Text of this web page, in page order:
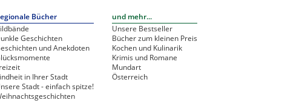
Bücher
Geschichten
und Anekdoten
in Ihrer Stadt
Stadt - einfach spitze!
und mehr...
Unsere Bestseller
Bücher zum kleinen Preis
Kochen und Kulinarik
Krimis und Romane
Mundart
Österreich